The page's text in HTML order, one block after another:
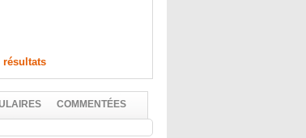
résultats
COMMENTÉES